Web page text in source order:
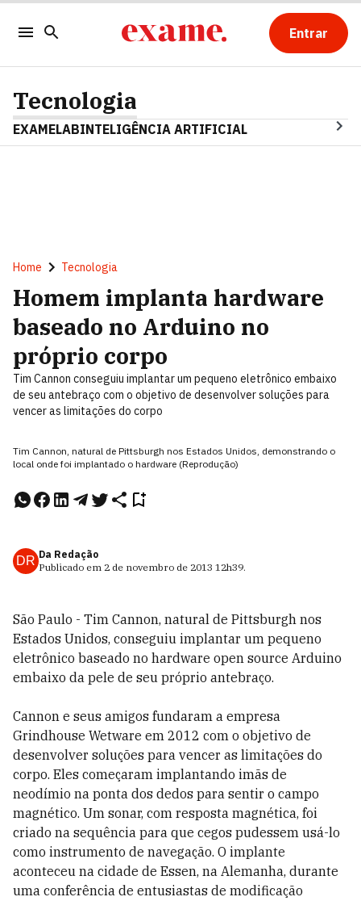
Entrar
Tecnologia
EXAMELABINTELIGÊNCIA ARTIFICIAL
Home Tecnologia
Homem implanta hardware
baseado no Arduino no
próprio corpo
Tim Cannon conseguiu implantar um pequeno eletrônico embaixo
de seu antebraço com o objetivo de desenvolver soluções para
vencer as limitações do corpo
Tim Cannon, natural de Pittsburgh nos Estados Unidos, demonstrando o
local onde foi implantado o hardware (Reprodução)
DR Da Redação
Publicado em 2 de novembro de 2013 12h39.
São Paulo - Tim Cannon, natural de Pittsburgh nos
Estados Unidos, conseguiu implantar um pequeno
eletrônico baseado no hardware open source Arduino
embaixo da pele de seu próprio antebraço.
Cannon e seus amigos fundaram a empresa
Grindhouse Wetware em 2012 com o objetivo de
desenvolver soluções para vencer as limitações do
corpo. Eles começaram implantando imãs de
neodímio na ponta dos dedos para sentir o campo
magnético. Um sonar, com resposta magnética, foi
criado na sequência para que cegos pudessem usá-lo
como instrumento de navegação. O implante
aconteceu na cidade de Essen, na Alemanha, durante
uma conferência de entusiastas de modificação